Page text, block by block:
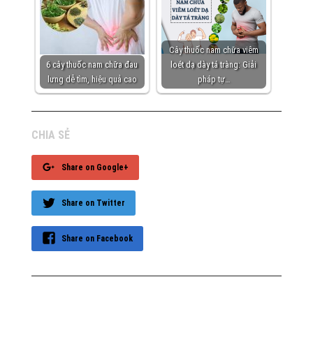
6 cây thuốc nam chữa đau
lưng dễ tìm, hiệu quả cao
Cây thuốc nam chữa viêm
loét dạ dày tá tràng: Giải
pháp tự…
CHIA SẺ
Share on Google+
Share on Twitter
Share on Facebook